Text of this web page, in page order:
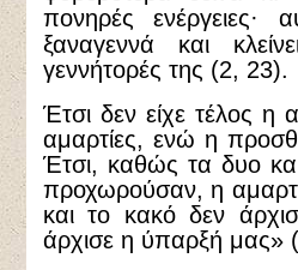
πονηρές ενέργειες·
ξαναγεννά και
γεννήτορές της (2, 23).
Έτσι δεν είχε τέλος η
αμαρτίες, ενώ η
Έτσι, καθώς τα δυο
προχωρούσαν, η
και το κακό δεν
άρχισε η ύπαρξή μας»